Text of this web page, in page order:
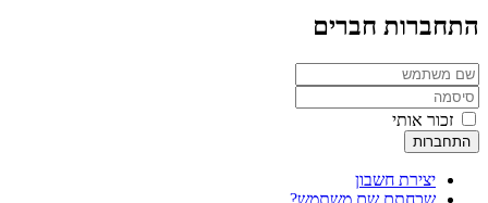
התחברות חברים
זכור אותי
התחברות
יצירת חשבון